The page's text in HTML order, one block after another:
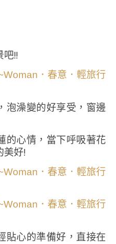
吧!!
泡澡變的好享受，窗邊
的心情，當下呼吸著花
美好!
貼心的準備好，直接在